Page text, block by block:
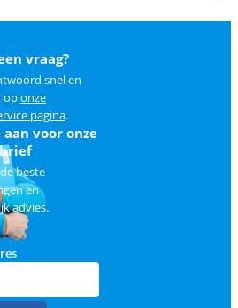
vraag?
snel en
oponze
pagina.
voor onze
beste
en
advies.